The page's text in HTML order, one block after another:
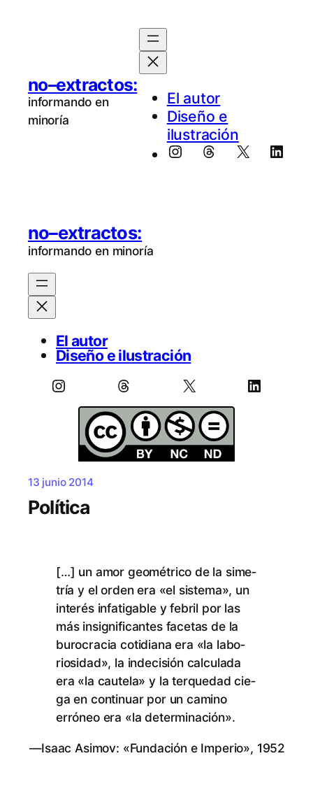
no–extractos:
informando en
minoría
El au­tor
Diseño e
ilustración
Instagram
Threads
X
no–extractos:
informando en minoría
El autor
Diseño e ilustración
Instagram Threads X LinkedIn
13 junio 2014
Política
[…] un amor geo­mé­tri­co de la si­me­
tría y el or­den era «el sis­te­ma», un
in­te­rés in­fa­ti­ga­ble y fe­bril por las
más in­sig­ni­fi­can­tes fa­ce­tas de la
bu­ro­cra­cia co­ti­dia­na era «la la­bo­
rio­si­dad», la in­de­ci­sión cal­cu­la­da
era «la cau­te­la» y la ter­que­dad cie­
ga en con­ti­nuar por un ca­mino
erró­neo era «la determinación».
—Isaac Asi­mov: «Fun­da­ción e Im­pe­rio», 1952